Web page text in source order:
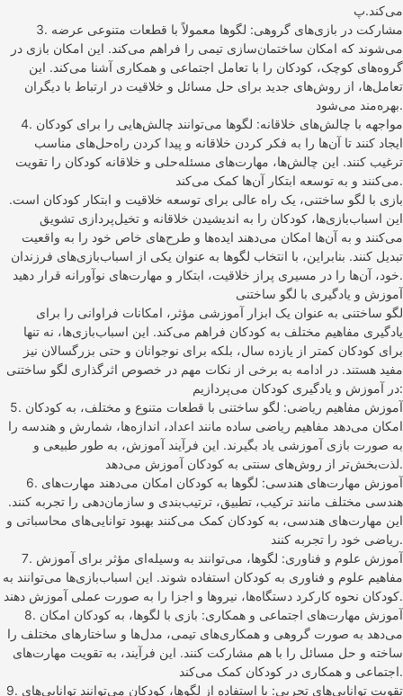
می‌کند.پ
3. مشارکت در بازی‌های گروهی: لگوها معمولاً با قطعات متنوعی عرضه
می‌شوند که امکان ساختمان‌سازی تیمی را فراهم می‌کند. این امکان بازی در
گروه‌های کوچک، کودکان را با تعامل اجتماعی و همکاری آشنا می‌کند. این
تعامل‌ها، از روش‌های جدید برای حل مسائل و خلاقیت در ارتباط با دیگران
بهره‌مند می‌شود.
4. مواجهه با چالش‌های خلاقانه: لگوها می‌توانند چالش‌هایی را برای کودکان
ایجاد کنند تا آن‌ها را به فکر کردن خلاقانه و پیدا کردن راه‌حل‌های مناسب
ترغیب کنند. این چالش‌ها، مهارت‌های مسئله‌حلی و خلاقانه کودکان را تقویت
می‌کنند و به توسعه ابتکار آن‌ها کمک می‌کند.
بازی با لگو ساختنی، یک راه عالی برای توسعه خلاقیت و ابتکار کودکان است.
این اسباب‌بازی‌ها، کودکان را به اندیشیدن خلاقانه و تخیل‌پردازی تشویق
می‌کنند و به آن‌ها امکان می‌دهند ایده‌ها و طرح‌های خاص خود را به واقعیت
تبدیل کنند. بنابراین، با انتخاب لگوها به عنوان یکی از اسباب‌بازی‌های فرزندان
خود، آن‌ها را در مسیری پراز خلاقیت، ابتکار و مهارت‌های نوآورانه قرار دهید.
آموزش و یادگیری با لگو ساختنی
لگو ساختنی به عنوان یک ابزار آموزشی مؤثر، امکانات فراوانی را برای
یادگیری مفاهیم مختلف به کودکان فراهم می‌کند. این اسباب‌بازی‌ها، نه تنها
برای کودکان کمتر از یازده سال، بلکه برای نوجوانان و حتی بزرگسالان نیز
مفید هستند. در ادامه به برخی از نکات مهم در خصوص اثرگذاری لگو ساختنی
در آموزش و یادگیری کودکان می‌پردازیم:
5. آموزش مفاهیم ریاضی: لگو ساختنی با قطعات متنوع و مختلف، به کودکان
امکان می‌دهد مفاهیم ریاضی ساده مانند اعداد، اندازه‌ها، شمارش و هندسه را
به صورت بازی آموزشی یاد بگیرند. این فرآیند آموزش، به طور طبیعی و
لذت‌بخش‌تر از روش‌های سنتی به کودکان آموزش می‌دهد.
6. آموزش مهارت‌های هندسی: لگوها به کودکان امکان می‌دهند مهارت‌های
هندسی مختلف مانند ترکیب، تطبیق، ترتیب‌بندی و سازمان‌دهی را تجربه کنند.
این مهارت‌های هندسی، به کودکان کمک می‌کنند بهبود توانایی‌های محاسباتی و
ریاضی خود را تجربه کنند.
7. آموزش علوم و فناوری: لگوها، می‌توانند به وسیله‌ای مؤثر برای آموزش
مفاهیم علوم و فناوری به کودکان استفاده شوند. این اسباب‌بازی‌ها می‌توانند به
کودکان نحوه کارکرد دستگاه‌ها، نیروها و اجزا را به صورت عملی آموزش دهند.
8. آموزش مهارت‌های اجتماعی و همکاری: بازی با لگوها، به کودکان امکان
می‌دهد به صورت گروهی و همکاری‌های تیمی، مدل‌ها و ساختارهای مختلف را
ساخته و حل مسائل را با هم مشارکت کنند. این فرآیند، به تقویت مهارت‌های
اجتماعی و همکاری در کودکان کمک می‌کند.
9. تقویت توانایی‌های تجربی: با استفاده از لگوها، کودکان می‌توانند توانایی‌های